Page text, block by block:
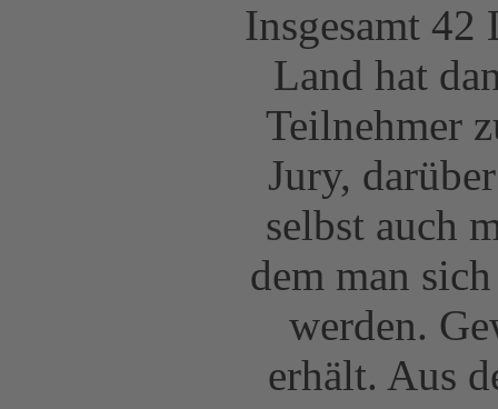
Insgesamt 42
Land hat
Teilnehmer
Jury,
selbst auch
dem man
werden.
erhält. Aus